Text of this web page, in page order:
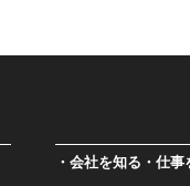
会社を知る・仕事